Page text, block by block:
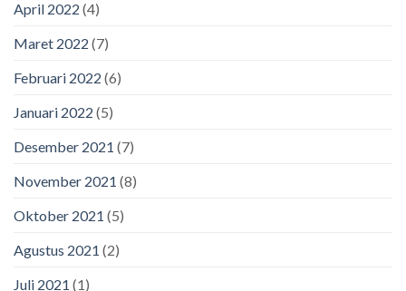
April 2022 (4)
Maret 2022 (7)
Februari 2022 (6)
Januari 2022 (5)
Desember 2021 (7)
November 2021 (8)
Oktober 2021 (5)
Agustus 2021 (2)
Juli 2021 (1)